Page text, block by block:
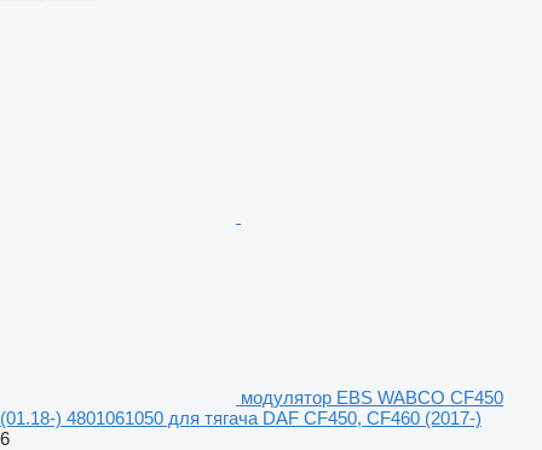
модулятор EBS WABCO CF450
(01.18-) 4801061050 для тягача DAF CF450, CF460 (2017-)
6